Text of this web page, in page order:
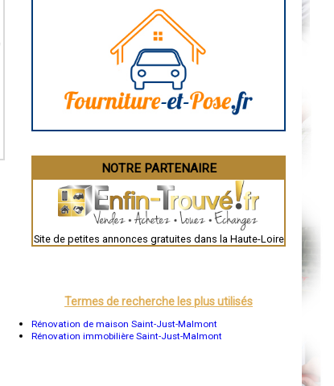
Brive-la-Gaillarde
Guéret
Besançon
Évreux
Chartres
Nîmes
Auch
Dole
Mont-de-Marsan
NOTRE PARTENAIRE
Site de petites annonces gratuites dans la Haute-Loire
Termes de recherche les plus utilisés
Rénovation de maison Saint-Just-Malmont
Rénovation immobilière Saint-Just-Malmont